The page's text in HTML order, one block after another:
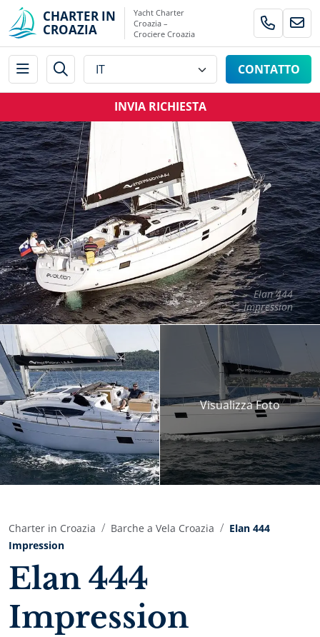
CHARTER IN
CROAZIA
Yacht Charter
Croazia –
Crociere Croazia
CONTATTO
INVIA RICHIESTA
Elan 444
Impression
VisualizzaFoto
Charter in Croazia Barche a Vela Croazia
Elan 444
Impression
Elan 444
Impression